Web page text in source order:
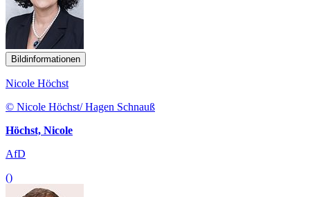
Bildinformationen
Nicole Höchst
© Nicole Höchst/ Hagen Schnauß
Höchst, Nicole
AfD
()